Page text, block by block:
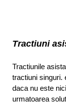
Tractiuni
Tractiunile
tractiuni singuri.
daca nu este
urmatoarea